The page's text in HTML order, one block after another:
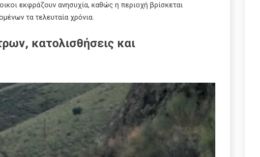
εκφράζουν ανησυχία, καθώς η περιοχή βρίσκεται
τα τελευταία χρόνια.
κατολισθήσεις και